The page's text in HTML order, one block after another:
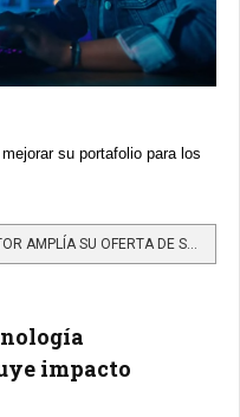
su portafolio para los
LEER MÁS…SYNNEX WESTCON-COMSTOR AMPLÍA SU OFERTA DE SOLUCIONES DE RED CIENA PARA SUS SOCIOS EN LATAM
impacto